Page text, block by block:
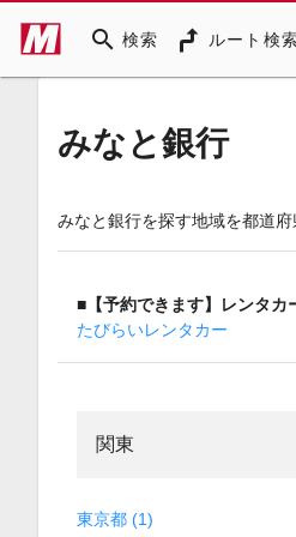
search 検索 ルート検
みなと銀行
みなと銀行を探す地域を都道府
■【予約できます】レンタカ
たびらいレンタカー
関東
東京都 (1)